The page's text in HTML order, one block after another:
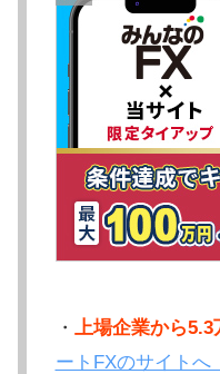
・ 上場企業から5.3
ートFXのサイトへ